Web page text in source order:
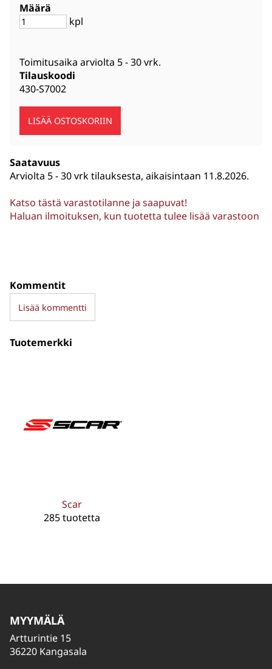
Määrä
kpl
Toimitusaika arviolta 5 - 30 vrk.
Tilauskoodi
430-S7002
Saatavuus
Arviolta 5 - 30 vrk tilauksesta, aikaisintaan 11.8.2026.
Katso tästä varastotilanne ja saapuvat!
Haluan ilmoituksen, kun tuotetta tulee lisää varastoon
Kommentit
Lisää kommentti
Tuotemerkki
Scar
285 tuotetta
MYYMÄLÄ
Artturintie 15
36220 Kangasala